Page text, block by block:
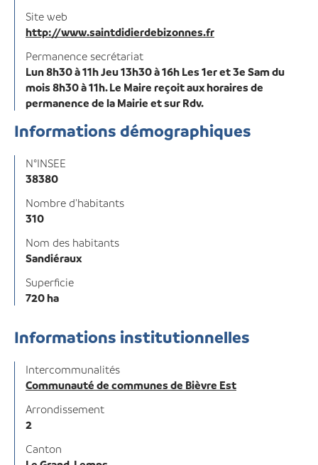
Site web
http://www.saintdidierdebizonnes.fr
Permanence secrétariat
Lun 8h30 à 11h Jeu 13h30 à 16h Les 1er et 3e Sam du
mois 8h30 à 11h. Le Maire reçoit aux horaires de
permanence de la Mairie et sur Rdv.
Informations démographiques
N°INSEE
38380
Nombre d'habitants
310
Nom des habitants
Sandiéraux
Superficie
720 ha
Informations institutionnelles
Intercommunalités
Communauté de communes de Bièvre Est
Arrondissement
2
Canton